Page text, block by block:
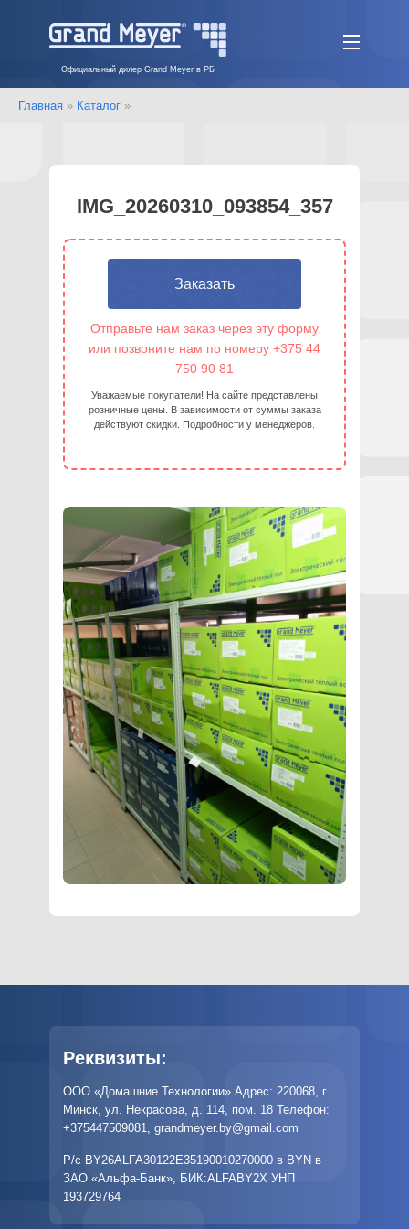
Официальный дилер Grand Meyer в РБ
Главная » Каталог »
IMG_20260310_093854_357
Заказать
Отправьте нам заказ через эту форму
или позвоните нам по номеру +375 44
750 90 81
Уважаемые покупатели! На сайте представлены
розничные цены. В зависимости от суммы заказа
действуют скидки. Подробности у менеджеров.
Реквизиты:
ООО «Домашние Технологии» Адрес: 220068, г.
Минск, ул. Некрасова, д. 114, пом. 18 Телефон:
+375447509081, grandmeyer.by@gmail.com
Р/с BY26ALFA30122E35190010270000 в BYN в
ЗАО «Альфа-Банк», БИК:ALFABY2X УНП
193729764